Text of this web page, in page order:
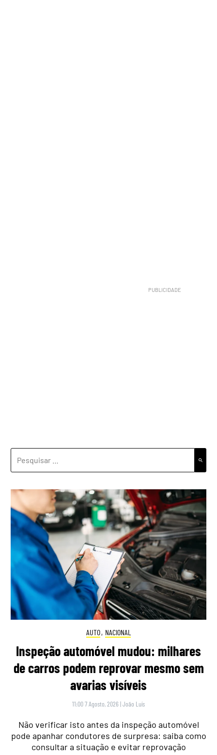
POR:
AUTO, NACIONAL
Inspeção automóvel mudou: milhares
de carros podem reprovar mesmo sem
avarias visíveis
11:00 7 Agosto, 2026 |João Luís
Não verificar isto antes da inspeção automóvel
pode apanhar condutores de surpresa: saiba como
consultar a situação e evitar reprovação